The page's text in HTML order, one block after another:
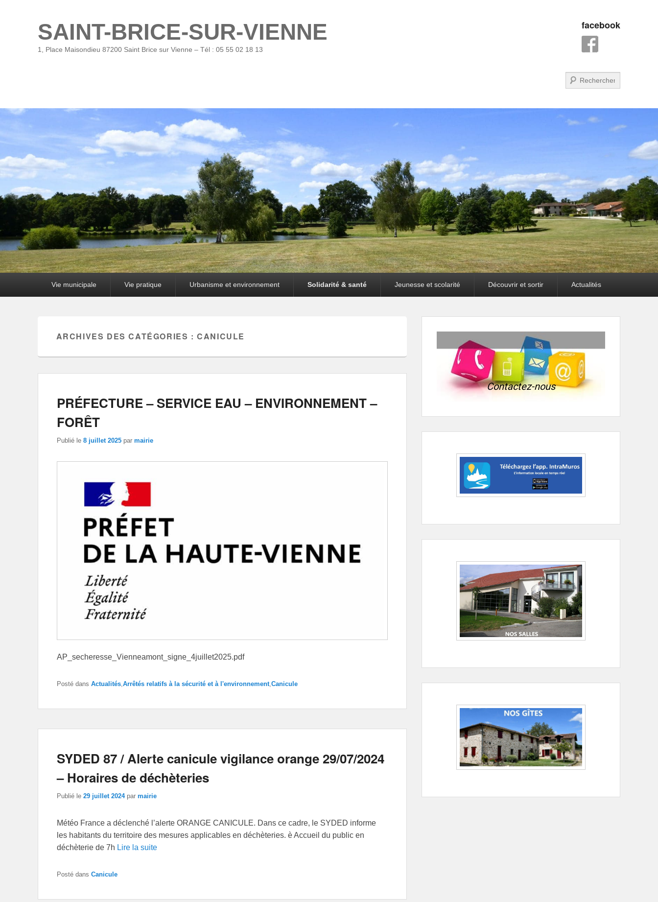
SAINT-BRICE-SUR-VIENNE
1, Place Maisondieu 87200 Saint Brice sur Vienne – Tél : 05 55 02 18 13
facebook
Recherche
Vie municipale Vie pratique Urbanisme et environnement Solidarité & santé Jeunesse et scolarité Découvrir et sortir Actualités
ARCHIVES DES CATÉGORIES :CANICULE
PRÉFECTURE – SERVICE EAU – ENVIRONNEMENT –
FORÊT
Publié le 8 juillet 2025 par mairie
AP_secheresse_Vienneamont_signe_4juillet2025.pdf
Posté dans Actualités Arrêtés relatifs à la sécurité et à l'environnement Canicule
SYDED 87 / Alerte canicule vigilance orange 29/07/2024
– Horaires de déchèteries
Publié le 29 juillet 2024 par mairie
Météo France a déclenché l’alerte ORANGE CANICULE. Dans ce cadre, le SYDED informe
les habitants du territoire des mesures applicables en déchèteries. è Accueil du public en
déchèterie de 7h Lire la suite
Posté dans Canicule
Contactez-nous